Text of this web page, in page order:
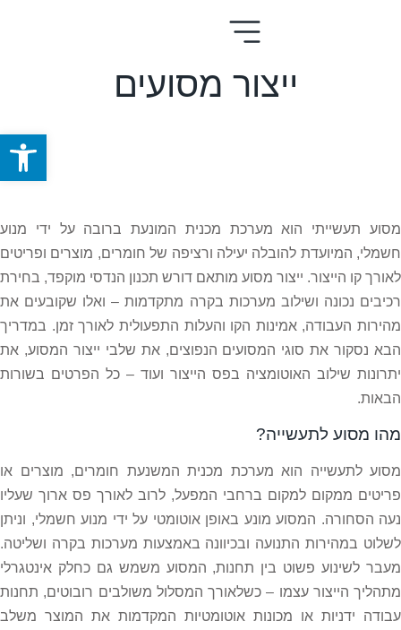
ייצור מסועים
מסוע תעשייתי הוא מערכת מכנית המונעת ברובה על ידי מנוע
חשמלי, המיועדת להובלה יעילה ורציפה של חומרים, מוצרים ופריטים
לאורך קו הייצור. ייצור מסוע מותאם דורש תכנון הנדסי מוקפד, בחירת
רכיבים נכונה ושילוב מערכות בקרה מתקדמות – ואלו שקובעים את
מהירות העבודה, אמינות הקו והעלות התפעולית לאורך זמן. במדריך
הבא נסקור את סוגי המסועים הנפוצים, את שלבי ייצור המסוע, את
יתרונות שילוב האוטומציה בפס הייצור ועוד – כל הפרטים בשורות
הבאות.
מהו מסוע לתעשייה?
מסוע לתעשייה הוא מערכת מכנית המשנעת חומרים, מוצרים או
פריטים ממקום למקום ברחבי המפעל, לרוב לאורך פס ארוך שעליו
נעה הסחורה. המסוע מונע באופן אוטומטי על ידי מנוע חשמלי, וניתן
לשלוט במהירות התנועה ובכיוונה באמצעות מערכות בקרה ושליטה.
מעבר לשינוע פשוט בין תחנות, המסוע משמש גם כחלק אינטגרלי
מתהליך הייצור עצמו – כשלאורך המסלול משולבים רובוטים, תחנות
עבודה ידניות או מכונות אוטומטיות המקדמות את המוצר משלב
פתח